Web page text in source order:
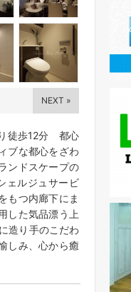
NEXT »
徒歩12分 都心
ブな都心をざわ
ンドスケープの
ェルジュサービ
もつ内廊下にま
した気品漂う上
造り手のこだわ
しみ、心から癒